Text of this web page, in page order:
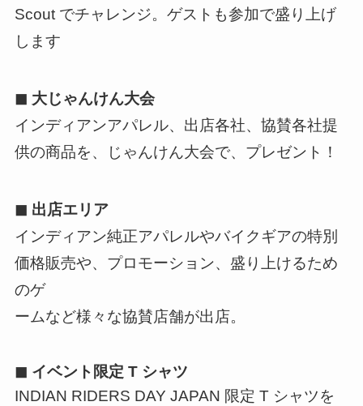
Scout でチャレンジ。ゲストも参加で盛り上げ
します
◼ 大じゃんけん大会
インディアンアパレル、出店各社、協賛各社提
供の商品を、じゃんけん大会で、プレゼント！
◼ 出店エリア
インディアン純正アパレルやバイクギアの特別
価格販売や、プロモーション、盛り上けるため
のゲ
ームなど様々な協賛店舗が出店。
◼ イベント限定 T シャツ
INDIAN RIDERS DAY JAPAN 限定 T シャツを